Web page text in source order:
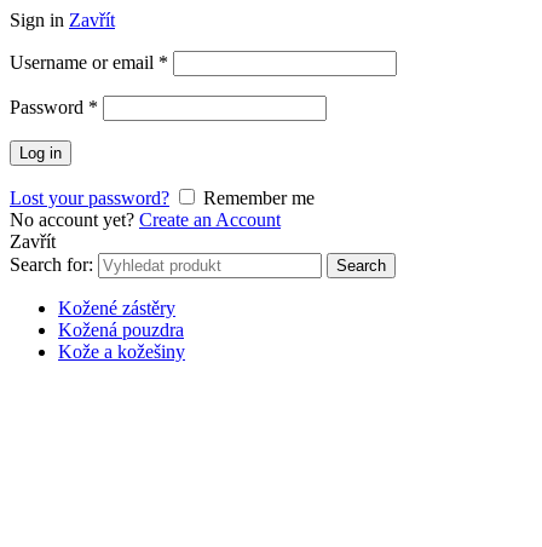
Sign in Zavřít
Username or email *
Password *
Log in
Lost your password?
Remember me
No account yet? Create an Account
Zavřít
Search for:
Search
Kožené zástěry
Kožená pouzdra
Kože a kožešiny